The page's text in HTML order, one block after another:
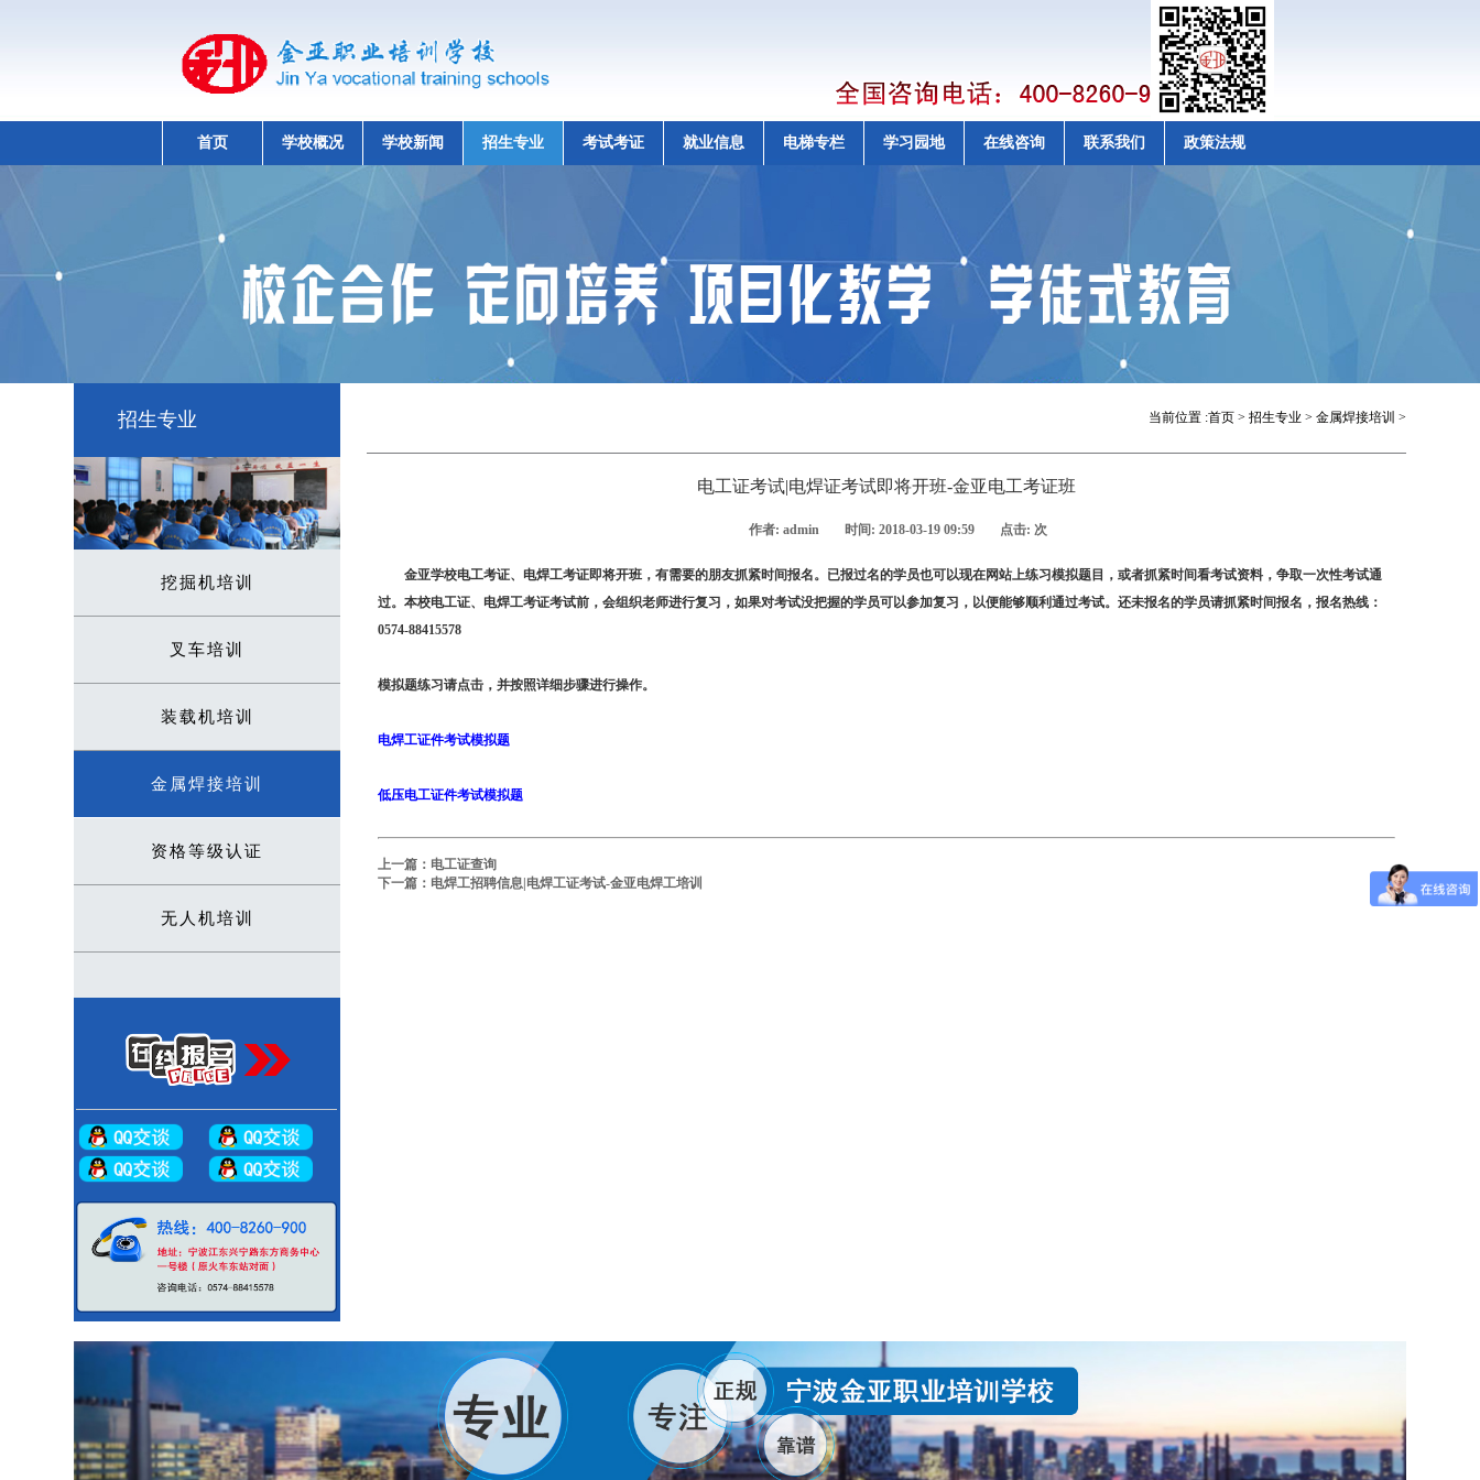
首页 学校概况 学校新闻 招生专业 考试考证 就业信息 电梯专栏 学习园地 在线咨询 联系我们 政策法规
招生专业
挖掘机培训
叉车培训
装载机培训
金属焊接培训
资格等级认证
无人机培训
当前位置 :首页> 招生专业 > 金属焊接培训 >
电工证考试|电焊证考试即将开班-金亚电工考证班
作者: admin 时间: 2018-03-19 09:59 点击: 次
金亚学校电工考证、电焊工考证即将开班，有需要的朋友抓紧时间报名。已报过名的学员也可以现在网站上练习模拟题目，或者抓紧时间看考试资料，争取一次性考试通
过。本校电工证、电焊工考证考试前，会组织老师进行复习，如果对考试没把握的学员可以参加复习，以便能够顺利通过考试。还未报名的学员请抓紧时间报名，报名热线：
0574-88415578
模拟题练习请点击，并按照详细步骤进行操作。
电焊工证件考试模拟题
低压电工证件考试模拟题
上一篇： 电工证查询
下一篇： 电焊工招聘信息|电焊工证考试-金亚电焊工培训